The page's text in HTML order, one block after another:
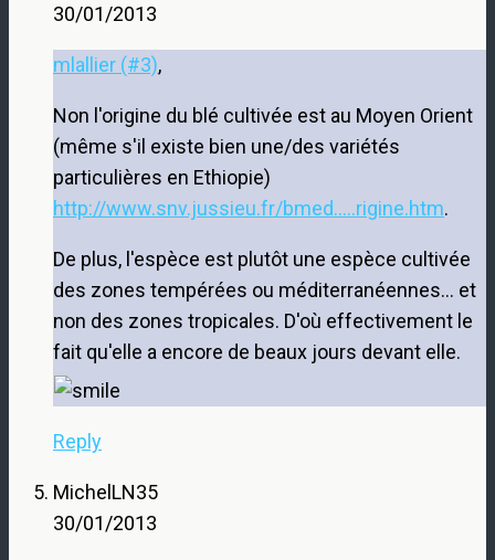
30/01/2013
mlallier (#3),
Non l'origine du blé cultivée est au Moyen Orient
(même s'il existe bien une/des variétés
particulières en Ethiopie)
http://www.snv.jussieu.fr/bmed.....rigine.htm.
De plus, l'espèce est plutôt une espèce cultivée
des zones tempérées ou méditerranéennes… et
non des zones tropicales. D'où effectivement le
fait qu'elle a encore de beaux jours devant elle.
Reply
MichelLN35
30/01/2013